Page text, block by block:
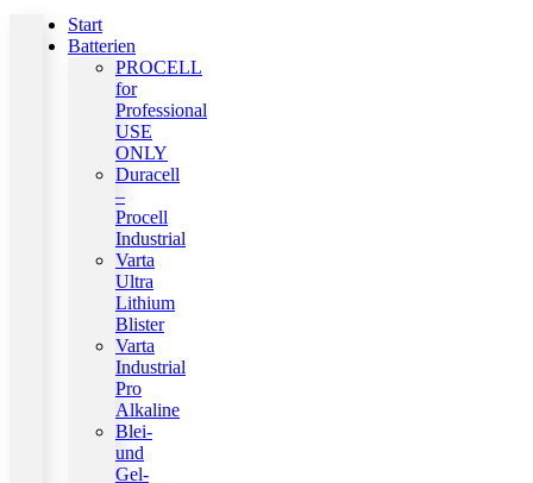
Start
Batterien
PROCELL
for
Professional
USE
ONLY
Duracell
–
Procell
Industrial
Varta
Ultra
Lithium
Blister
Varta
Industrial
Pro
Alkaline
Blei-
und
Gel-